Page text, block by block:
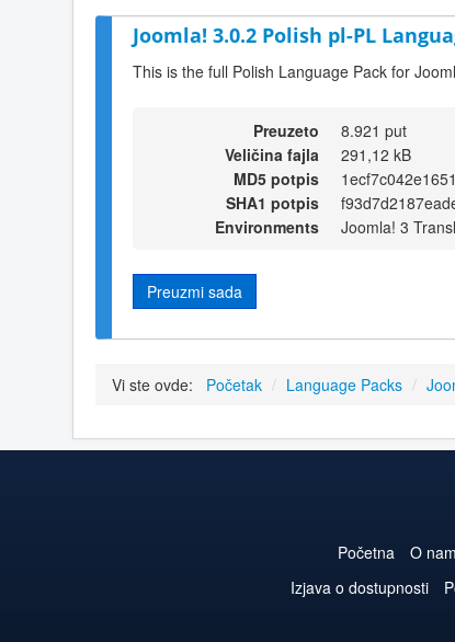
Joomla! 3.0.2 Polish pl-PL
This is the full Polish Language Pack for
Preuzeto
8.921 put
Veličina fajla
291,12 kB
MD5 potpis
SHA1 potpis
Environments
Joomla! 3
Preuzmi sada
Vi ste ovde: Početak / Language Packs /
Početna O
Izjava o dostupnosti